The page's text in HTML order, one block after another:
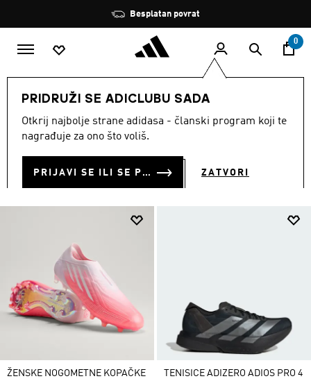
Zaustavi
rotaciju
Besplatan povrat
0
PRIDRUŽI SE ADICLUBU SADA
Otkrij najbolje strane adidasa - članski program koji te
nagrađuje za ono što voliš.
PRIJAVI SE ILI SE PRIDRUŽI SADA ZATVORI
MODNE MARKE Performance Obuća
OBUĆA
ŽENSKE NOGOMETNE KOPAČKE
TENISICE ADIZERO ADIOS PRO 4